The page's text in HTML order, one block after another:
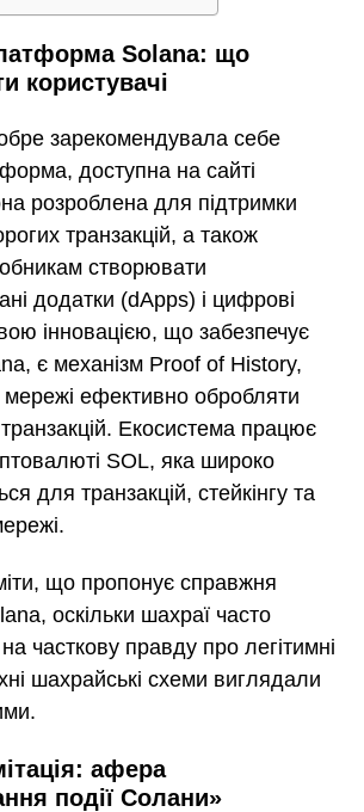
Solana: що
користувачі
зарекомендувала себе
доступна на сайті
розроблена для підтримки
транзакцій, а також
створювати
додатки (dApps) і цифрові
інновацією, що забезпечує
є механізм Proof of History,
ефективно обробляти
Екосистема працює
SOL, яка широко
для транзакцій, стейкінгу та
що пропонує справжня
оскільки шахраї часто
часткову правду про легітимні
шахрайські схеми виглядали
афера
події Солани»